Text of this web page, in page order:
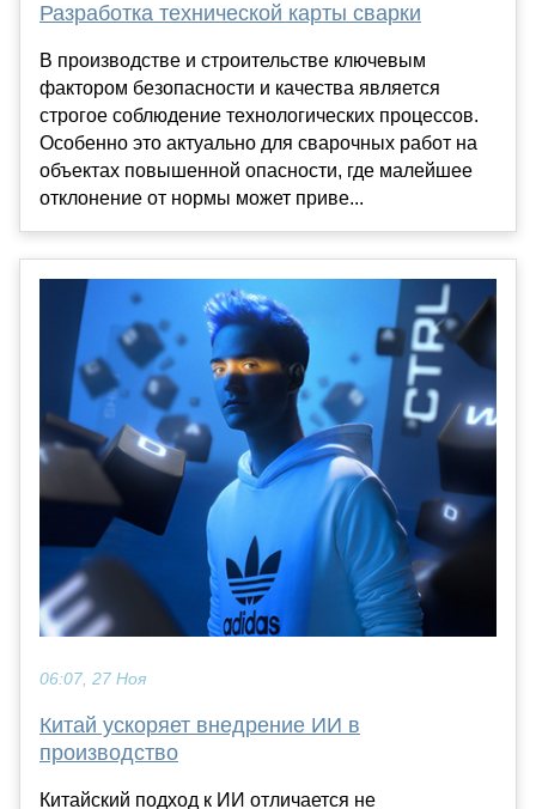
Разработка технической карты сварки
В производстве и строительстве ключевым
фактором безопасности и качества является
строгое соблюдение технологических процессов.
Особенно это актуально для сварочных работ на
объектах повышенной опасности, где малейшее
отклонение от нормы может приве...
06:07, 27 Ноя
Китай ускоряет внедрение ИИ в
производство
Китайский подход к ИИ отличается не